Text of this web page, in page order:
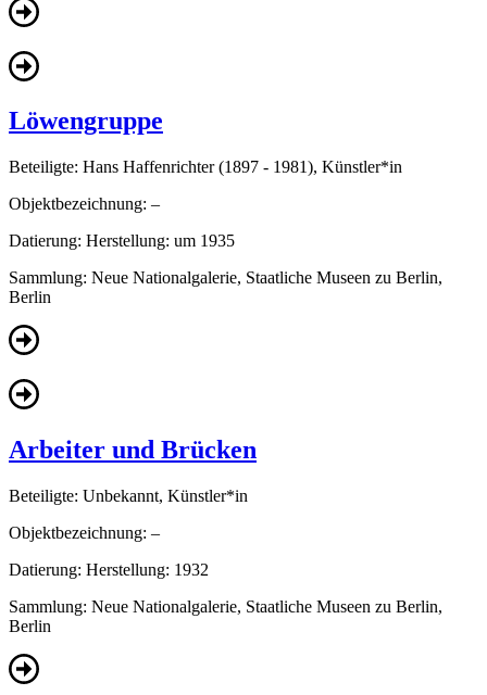
Löwengruppe
Beteiligte: Hans Haffenrichter (1897 - 1981), Künstler*in
Objektbezeichnung: –
Datierung: Herstellung: um 1935
Sammlung: Neue Nationalgalerie, Staatliche Museen zu Berlin,
Berlin
Arbeiter und Brücken
Beteiligte: Unbekannt, Künstler*in
Objektbezeichnung: –
Datierung: Herstellung: 1932
Sammlung: Neue Nationalgalerie, Staatliche Museen zu Berlin,
Berlin